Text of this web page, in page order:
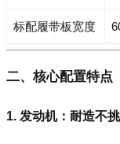
标配履带板宽度
二、核心配置特点
1. 发动机：耐造不